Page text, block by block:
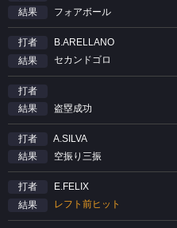
結果
フォアボール
打者
B.ARELLANO
結果
セカンドゴロ
打者
結果
盗塁成功
打者
A.SILVA
結果
空振り三振
打者
E.FELIX
結果
レフト前ヒット